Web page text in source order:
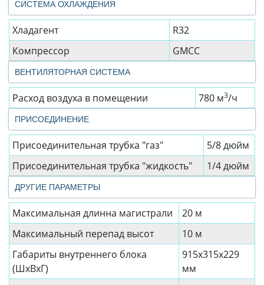
СИСТЕМА ОХЛАЖДЕНИЯ
Хладагент
R32
Компрессор
GMCC
ВЕНТИЛЯТОРНАЯ СИСТЕМА
Расход воздуха в помещении 780 м3/ч
ПРИСОЕДИНЕНИЕ
Присоединительная трубка "газ"
5/8 дюйм
Присоединительная трубка "жидкость"
1/4 дюйм
ДРУГИЕ ПАРАМЕТРЫ
Максимальная длинна магистрали
20 м
Максимальный перепад высот
10 м
Габариты внутреннего блока
(ШхВхГ)
915x315x229
мм